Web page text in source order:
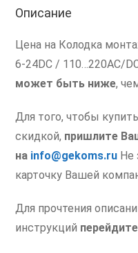
Описание
Цена на Колодка
6-24DC / 110…220AC/
может быть ниже,
Для того, чтобы
скидкой, пришлите
на info@gekoms.ru Не
карточку Вашей
Для прочтения
инструкций